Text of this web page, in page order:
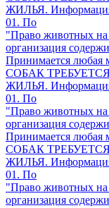
ЖИЛЬЯ. Информация
01. По
"Право животных на
организация
Принимается
СОБАК
ЖИЛЬЯ. Информация
01. По
"Право животных на
организация
Принимается
СОБАК
ЖИЛЬЯ. Информация
01. По
"Право животных на
организация